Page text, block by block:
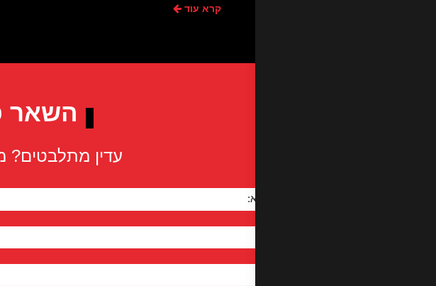
קרא עוד
השאר
עדין מתלבטים?
שם מלא: